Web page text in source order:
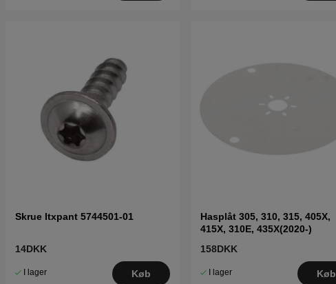
Skrue Itxpant 5744501-01
14DKK
I lager Køb
Hasplåt 305, 310, 315, 405X,
415X, 310E, 435X(2020-)
158DKK
I lager Køb